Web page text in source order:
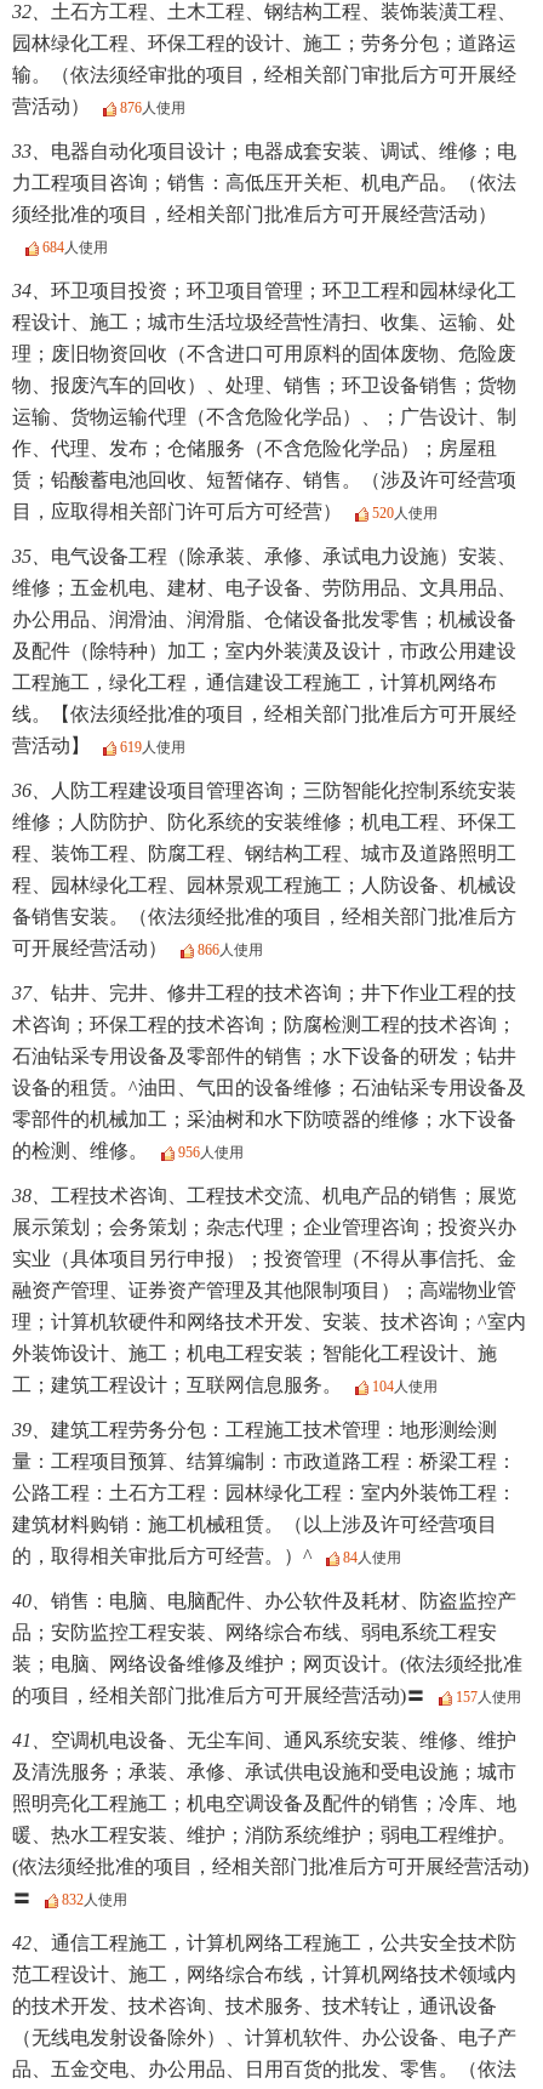
32、 土石方工程、土木工程、钢结构工程、装饰装潢工程、
园林绿化工程、环保工程的设计、施工；劳务分包；道路运
输。（依法须经审批的项目，经相关部门审批后方可开展经
营活动）
876人使用
33、 电器自动化项目设计；电器成套安装、调试、维修；电
力工程项目咨询；销售：高低压开关柜、机电产品。（依法
须经批准的项目，经相关部门批准后方可开展经营活动）
684人使用
34、 环卫项目投资；环卫项目管理；环卫工程和园林绿化工
程设计、施工；城市生活垃圾经营性清扫、收集、运输、处
理；废旧物资回收（不含进口可用原料的固体废物、危险废
物、报废汽车的回收）、处理、销售；环卫设备销售；货物
运输、货物运输代理（不含危险化学品）、；广告设计、制
作、代理、发布；仓储服务（不含危险化学品）；房屋租
赁；铅酸蓄电池回收、短暂储存、销售。（涉及许可经营项
目，应取得相关部门许可后方可经营）
520人使用
35、 电气设备工程（除承装、承修、承试电力设施）安装、
维修；五金机电、建材、电子设备、劳防用品、文具用品、
办公用品、润滑油、润滑脂、仓储设备批发零售；机械设备
及配件（除特种）加工；室内外装潢及设计，市政公用建设
工程施工，绿化工程，通信建设工程施工，计算机网络布
线。【依法须经批准的项目，经相关部门批准后方可开展经
营活动】
619人使用
36、
人防工程建设项目管理咨询；三防智能化控制系统安装
维修；人防防护、防化系统的安装维修；机电工程、环保工
程、装饰工程、防腐工程、钢结构工程、城市及道路照明工
程、园林绿化工程、园林景观工程施工；人防设备、机械设
备销售安装。（依法须经批准的项目，经相关部门批准后方
可开展经营活动）
866人使用
37、 钻井、完井、修井工程的技术咨询；井下作业工程的技
术咨询；环保工程的技术咨询；防腐检测工程的技术咨询；
石油钻采专用设备及零部件的销售；水下设备的研发；钻井
设备的租赁。^油田、气田的设备维修；石油钻采专用设备及
零部件的机械加工；采油树和水下防喷器的维修；水下设备
的检测、维修。
956人使用
38、 工程技术咨询、工程技术交流、机电产品的销售；展览
展示策划；会务策划；杂志代理；企业管理咨询；投资兴办
实业（具体项目另行申报）；投资管理（不得从事信托、金
融资产管理、证券资产管理及其他限制项目）；高端物业管
理；计算机软硬件和网络技术开发、安装、技术咨询；^室内
外装饰设计、施工；机电工程安装；智能化工程设计、施
工；建筑工程设计；互联网信息服务。
104人使用
39、 建筑工程劳务分包：工程施工技术管理：地形测绘测
量：工程项目预算、结算编制：市政道路工程：桥梁工程：
公路工程：土石方工程：园林绿化工程：室内外装饰工程：
建筑材料购销：施工机械租赁。（以上涉及许可经营项目
的，取得相关审批后方可经营。）^
84人使用
40、 销售：电脑、电脑配件、办公软件及耗材、防盗监控产
品；安防监控工程安装、网络综合布线、弱电系统工程安
装；电脑、网络设备维修及维护；网页设计。(依法须经批准
的项目，经相关部门批准后方可开展经营活动)〓
157人使用
41、 空调机电设备、无尘车间、通风系统安装、维修、维护
及清洗服务；承装、承修、承试供电设施和受电设施；城市
照明亮化工程施工；机电空调设备及配件的销售；冷库、地
暖、热水工程安装、维护；消防系统维护；弱电工程维护。
(依法须经批准的项目，经相关部门批准后方可开展经营活动)
〓
832人使用
42、 通信工程施工，计算机网络工程施工，公共安全技术防
范工程设计、施工，网络综合布线，计算机网络技术领域内
的技术开发、技术咨询、技术服务、技术转让，通讯设备
（无线电发射设备除外）、计算机软件、办公设备、电子产
品、五金交电、办公用品、日用百货的批发、零售。（依法